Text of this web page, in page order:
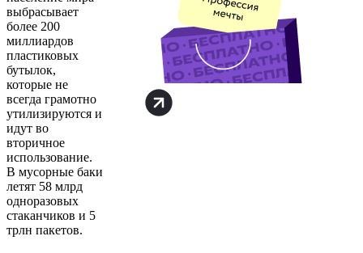
выбрасывает
более 200
миллиардов
пластиковых
бутылок,
которые не
всегда грамотно
утилизируются и
идут во
вторичное
использование.
В мусорные баки
летят 58 млрд
одноразовых
стаканчиков и 5
трлн пакетов.